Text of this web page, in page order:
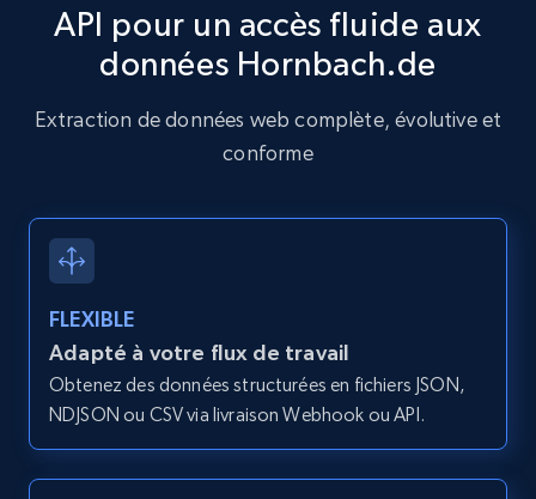
IsListingClaimedByCurrentSignedInUser,
IsCurrentSignedInAgentResponsible, Bedrooms,
and more.
12K+ 1.3K+ Essai gratuit
Zillow properties listing information -
Discover by custom filters - location, home
type and status
Zpid, City, State, HomeStatus, Address,
IsListingClaimedByCurrentSignedInUser,
IsCurrentSignedInAgentResponsible, Bedrooms,
and more.
API pour un accès fluide aux
données Hornbach.de
Extraction de données web complète, évolutive et
conforme
FLEXIBLE
Adapté à votre flux de travail
Obtenez des données structurées en fichiers JSON,
NDJSON ou CSV via livraison Webhook ou API.